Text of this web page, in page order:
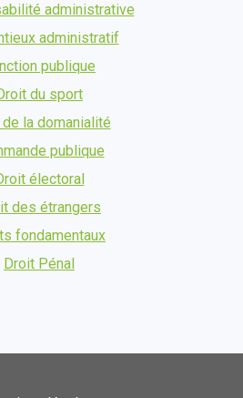
administrative
administratif
publique
du sport
de la domanialité
publique
électoral
des étrangers
fondamentaux
Droit Pénal